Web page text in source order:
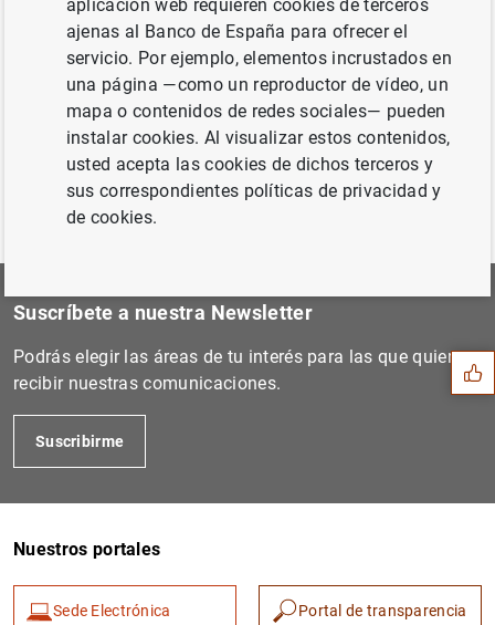
Anterior
Artículo del gobernador en...
Siguiente
La deuda de las Administrac...
Sugerencias
Suscríbete a nuestra Newsletter
Podrás elegir las áreas de tu interés para las que quieres
recibir nuestras comunicaciones.
Suscribirme
Nuestros portales
Sede Electrónica Portal de transparencia
aplicación web requieren cookies de terceros
ajenas al Banco de España para ofrecer el
servicio. Por ejemplo, elementos incrustados en
una página —como un reproductor de vídeo, un
mapa o contenidos de redes sociales— pueden
instalar cookies. Al visualizar estos contenidos,
usted acepta las cookies de dichos terceros y
sus correspondientes políticas de privacidad y
de cookies.